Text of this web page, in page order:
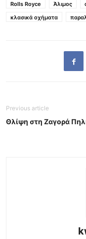
Rolls Royce
Άλιμος
κλασικά οχήματα
Previous article
Θλίψη στη Ζαγορά